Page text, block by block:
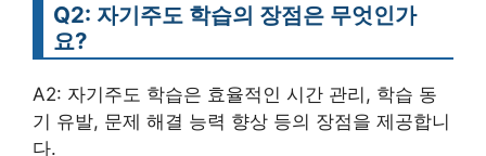
Q2: 자기주도 학습의 장점은 무엇인가
요?
A2: 자기주도 학습은 효율적인 시간 관리, 학습 동
기 유발, 문제 해결 능력 향상 등의 장점을 제공합니
다.